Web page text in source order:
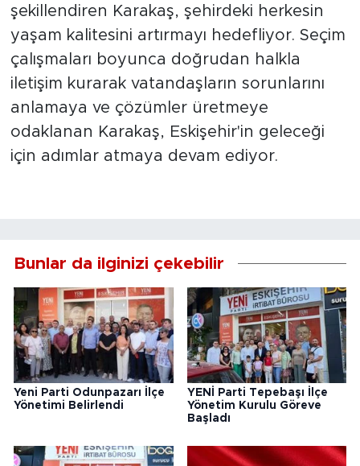
şekillendiren Karakaş, şehirdeki herkesin
yaşam kalitesini artırmayı hedefliyor. Seçim
çalışmaları boyunca doğrudan halkla
iletişim kurarak vatandaşların sorunlarını
anlamaya ve çözümler üretmeye
odaklanan Karakaş, Eskişehir'in geleceği
için adımlar atmaya devam ediyor.
Bunlar da ilginizi çekebilir
Yeni Parti Odunpazarı İlçe
Yönetimi Belirlendi
YENİ Parti Tepebaşı İlçe
Yönetim Kurulu Göreve
Başladı